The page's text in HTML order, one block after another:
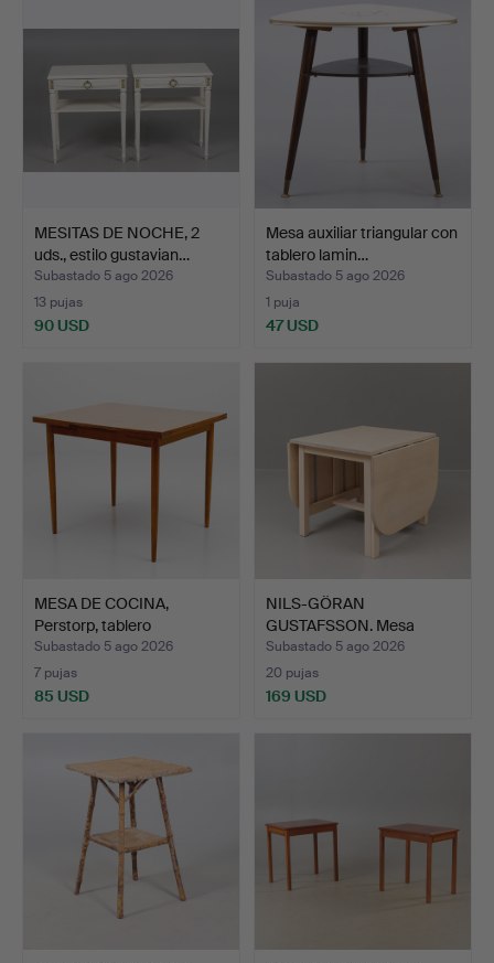
MESITAS DE NOCHE, 2
uds., estilo gustavian…
Subastado 5 ago 2026
13 pujas
90 USD
Mesa auxiliar triangular con
tablero lamin…
Subastado 5 ago 2026
1 puja
47 USD
MESA DE COCINA,
Perstorp, tablero
laminado…
Subastado 5 ago 2026
7 pujas
85 USD
NILS-GÖRAN
GUSTAFSSON. Mesa
abatible, abed…
Subastado 5 ago 2026
20 pujas
169 USD